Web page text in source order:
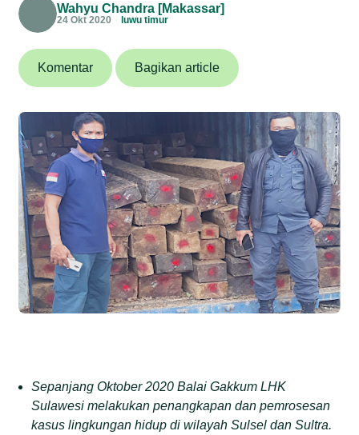
Wahyu Chandra [Makassar]
24 Okt 2020 luwu timur
Komentar Bagikan article
Sepanjang Oktober 2020 Balai Gakkum LHK
Sulawesi melakukan penangkapan dan pemrosesan
kasus lingkungan hidup di wilayah Sulsel dan Sultra.